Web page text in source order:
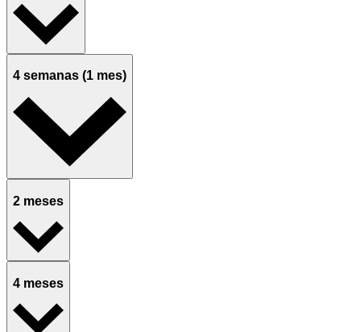
4 semanas (1 mes)
2 meses
4 meses